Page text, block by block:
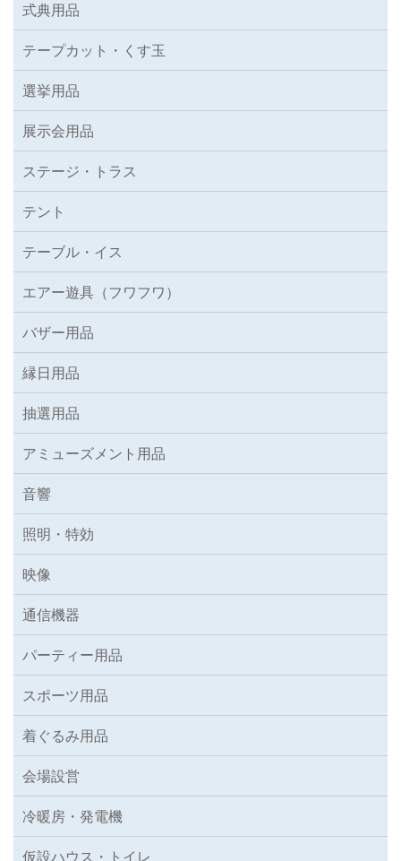
式典用品
テープカット・くす玉
選挙用品
展示会用品
ステージ・トラス
テント
テーブル・イス
エアー遊具（フワフワ）
バザー用品
縁日用品
抽選用品
アミューズメント用品
音響
照明・特効
映像
通信機器
パーティー用品
スポーツ用品
着ぐるみ用品
会場設営
冷暖房・発電機
仮設ハウス・トイレ